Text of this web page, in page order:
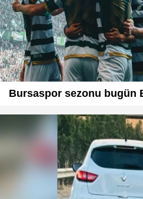
Bursaspor sezonu bugün